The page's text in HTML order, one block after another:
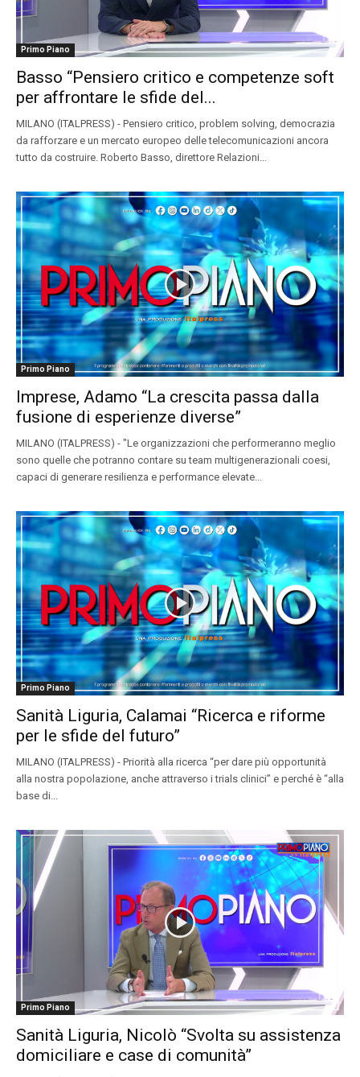
Primo Piano
Basso “Pensiero critico e competenze soft
per affrontare le sfide del...
MILANO (ITALPRESS) - Pensiero critico, problem solving, democrazia
da rafforzare e un mercato europeo delle telecomunicazioni ancora
tutto da costruire. Roberto Basso, direttore Relazioni...
Primo Piano
Imprese, Adamo “La crescita passa dalla
fusione di esperienze diverse”
MILANO (ITALPRESS) - "Le organizzazioni che performeranno meglio
sono quelle che potranno contare su team multigenerazionali coesi,
capaci di generare resilienza e performance elevate...
Primo Piano
Sanità Liguria, Calamai “Ricerca e riforme
per le sfide del futuro”
MILANO (ITALPRESS) - Priorità alla ricerca “per dare più opportunità
alla nostra popolazione, anche attraverso i trials clinici” e perché è “alla
base di...
Primo Piano
Sanità Liguria, Nicolò “Svolta su assistenza
domiciliare e case di comunità”